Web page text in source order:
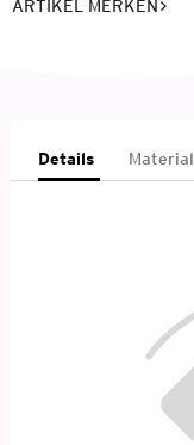
ARTIKEL MERKEN
Details Material